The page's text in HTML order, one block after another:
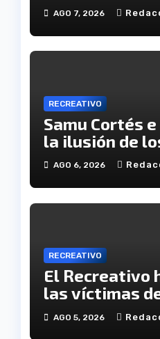
AGO 7, 2026
RECREATIVO
Samu Cortés
la ilusión de
servicio del
AGO 6, 2026
RECREATIVO
El Recreativo
las víctimas
XX aniversario
tragedia
AGO 5, 2026